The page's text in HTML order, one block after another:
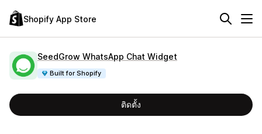
Shopify App Store
SeedGrow WhatsApp Chat Widget
Built for Shopify
ติดตั้ง